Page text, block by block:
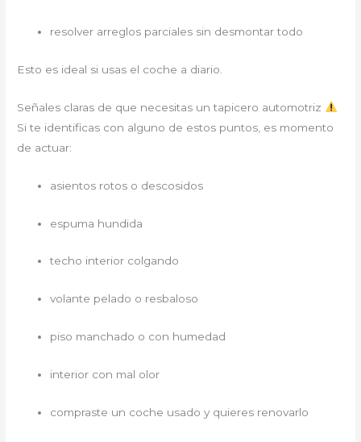
resolver arreglos parciales sin desmontar todo
Esto es ideal si usas el coche a diario.
Señales claras de que necesitas un tapicero automotriz
Si te identificas con alguno de estos puntos, es momento
de actuar:
asientos rotos o descosidos
espuma hundida
techo interior colgando
volante pelado o resbaloso
piso manchado o con humedad
interior con mal olor
compraste un coche usado y quieres renovarlo